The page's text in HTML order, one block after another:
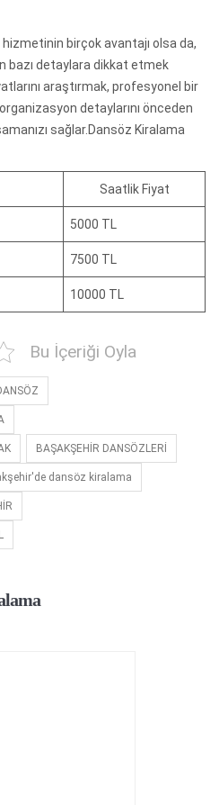
birçok avantajı olsa da,
bazı detaylara dikkat etmek
araştırmak, profesyonel bir
detaylarını önceden
sağlar.Dansöz Kiralama
Saatlik Fiyat
5000 TL
7500 TL
10000 TL
Bu İçeriği Oyla
BAŞAKŞEHİR DANSÖZLERİ
dansöz kiralama